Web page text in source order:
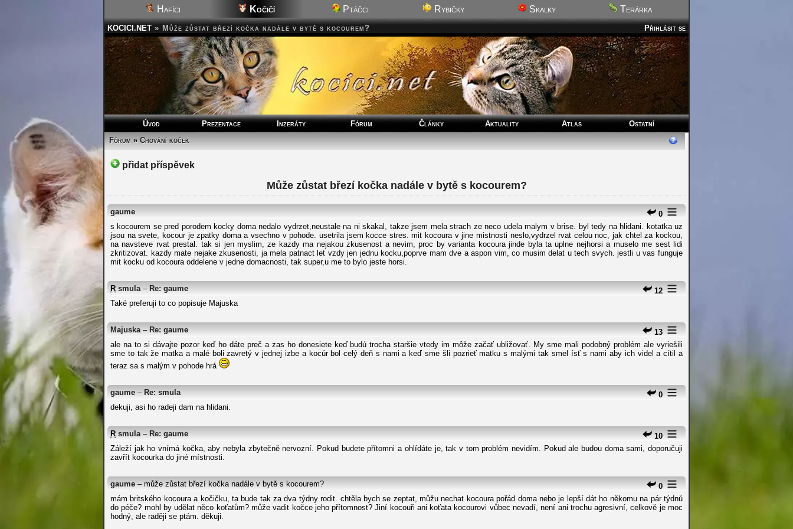
Hafíci Kočičí Ptáčci Rybičky Skalky Terárka
Přihlásit se
KOCICI.NET » Může zůstat březí kočka nadále v bytě s kocourem?
Úvod Prezentace Inzeráty Fórum Články Aktuality Atlas
Ostatní
Fórum»Chování koček
přidat příspěvek
Může zůstat březí kočka nadále v bytě s kocourem?
0
gaume
s kocourem se pred porodem kocky doma nedalo vydrzet,neustale na ni skakal, takze jsem mela strach ze neco udela malym v brise. byl tedy na hlidani. kotatka uz
jsou na svete, kocour je zpatky doma a vsechno v pohode. usetrila jsem kocce stres. mit kocoura v jine mistnosti neslo,vydrzel rvat celou noc, jak chtel za kockou,
na navsteve rvat prestal. tak si jen myslim, ze kazdy ma nejakou zkusenost a nevim, proc by varianta kocoura jinde byla ta uplne nejhorsi a muselo me sest lidi
zkritizovat. kazdy mate nejake zkusenosti, ja mela patnact let vzdy jen jednu kocku,poprve mam dve a aspon vim, co musim delat u tech svych. jestli u vas funguje
mit kocku od kocoura oddelene v jedne domacnosti, tak super,u me to bylo jeste horsi.
12
R smula – Re: gaume
Také preferuji to co popisuje Majuska
13
Majuska – Re: gaume
ale na to si dávajte pozor keď ho dáte preč a zas ho donesiete keď budú trocha staršie vtedy im môže začať ubližovať. My sme mali podobný problém ale vyriešili
sme to tak že matka a malé boli zavretý v jednej izbe a kocúr bol celý deň s nami a keď sme šli pozrieť matku s malými tak smel ísť s nami aby ich videl a cítil a
teraz sa s malým v pohode hrá
0
gaume – Re: smula
dekuji, asi ho radeji dam na hlidani.
10
R smula – Re: gaume
Záleží jak ho vnímá kočka, aby nebyla zbytečně nervozní. Pokud budete přítomni a ohlídáte je, tak v tom problém nevidím. Pokud ale budou doma sami, doporučuji
zavřít kocourka do jiné místnosti.
0
gaume – může zůstat březí kočka nadále v bytě s kocourem?
mám britského kocoura a kočičku, ta bude tak za dva týdny rodit. chtěla bych se zeptat, můžu nechat kocoura pořád doma nebo je lepší dát ho někomu na pár týdnů
do péče? mohl by udělat něco koťatům? může vadit kočce jeho přítomnost? Jiní kocouři ani koťata kocourovi vůbec nevadí, není ani trochu agresivní, celkově je moc
hodný, ale raději se ptám. děkuji.